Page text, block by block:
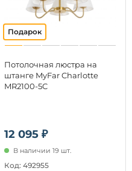
12 095 ₽
Потолочная люстра на
штанге MyFar Charlotte
MR2100-5C
В наличии 19 шт.
Код: 492955